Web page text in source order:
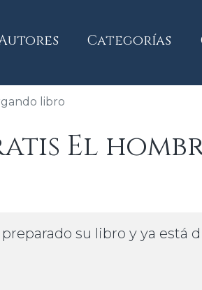
Categorías
libro
El
preparado su libro y ya está